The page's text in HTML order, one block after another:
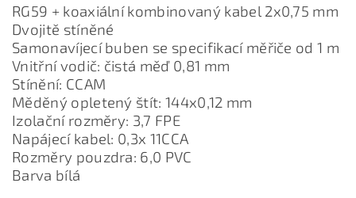
RG59 + koaxiální kombinovaný kabel 2x0,75 mm
Dvojitě stíněné
Samonavíjecí buben se specifikací měřiče od 1 m
Vnitřní vodič: čistá měď 0,81 mm
Stínění: CCAM
Měděný opletený štít: 144x0,12 mm
Izolační rozměry: 3,7 FPE
Napájecí kabel: 0,3x 11CCA
Rozměry pouzdra: 6,0 PVC
Barva bílá